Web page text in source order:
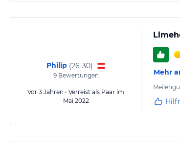
Philip (26-30)
9Bewertungen
Vor 3 Jahren • Verreist als Paar im
Mai 2022
Mehr